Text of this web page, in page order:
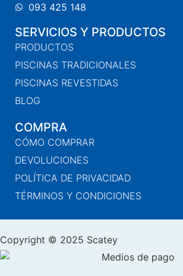
093 425 148
SERVICIOS Y PRODUCTOS
PRODUCTOS
PISCINAS TRADICIONALES
PISCINAS REVESTIDAS
BLOG
COMPRA
CÓMO COMPRAR
DEVOLUCIONES
POLÍTICA DE PRIVACIDAD
TÉRMINOS Y CONDICIONES
Copyright © 2025 Scatey